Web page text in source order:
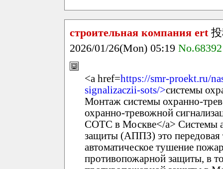
строительная компания ert投
2026/01/26(Mon) 05:19 No.68392
<a href=https://smr-proekt.ru/
signalizaczii-sots/>системы
Монтаж системы охранно-
охранно-тревожной
СОТС в Москве</a> Системы
защиты (АППЗ) это передовая
автоматическое тушение
противопожарной защиты, в